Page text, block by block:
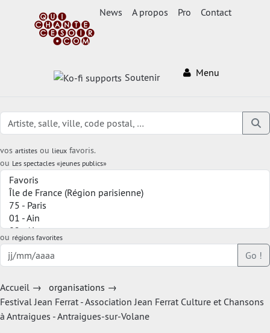
News A propos Pro Contact
Soutenir Menu
vos artistes ou lieux favoris.
ou Les spectacles «jeunes publics»
ou régions favorites
Go !
Accueil → organisations →
Festival Jean Ferrat - Association Jean Ferrat Culture et Chansons
à Antraigues - Antraigues-sur-Volane